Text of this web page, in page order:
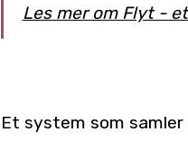
Les mer om Flyt -
Et system som